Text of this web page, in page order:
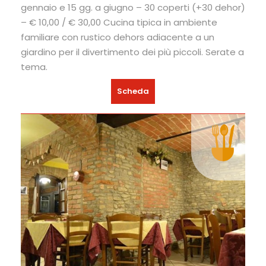
gennaio e 15 gg. a giugno – 30 coperti (+30 dehor)
– € 10,00 / € 30,00 Cucina tipica in ambiente
familiare con rustico dehors adiacente a un
giardino per il divertimento dei più piccoli. Serate a
tema.
Scheda